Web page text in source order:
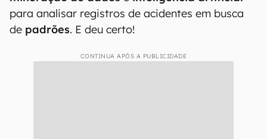
para analisar registros de acidentes em busca
de padrões. E deu certo!
CONTINUA APÓS A PUBLICIDADE